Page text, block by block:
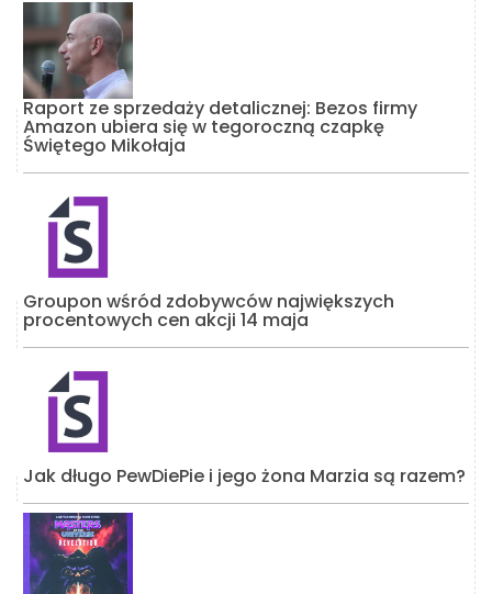
Raport ze sprzedaży detalicznej: Bezos firmy
Amazon ubiera się w tegoroczną czapkę
Świętego Mikołaja
Groupon wśród zdobywców największych
procentowych cen akcji 14 maja
Jak długo PewDiePie i jego żona Marzia są razem?